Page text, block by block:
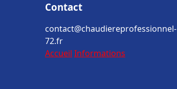
Contact
contact@chaudiereprofessionnel-
72.fr
Accueil Informations